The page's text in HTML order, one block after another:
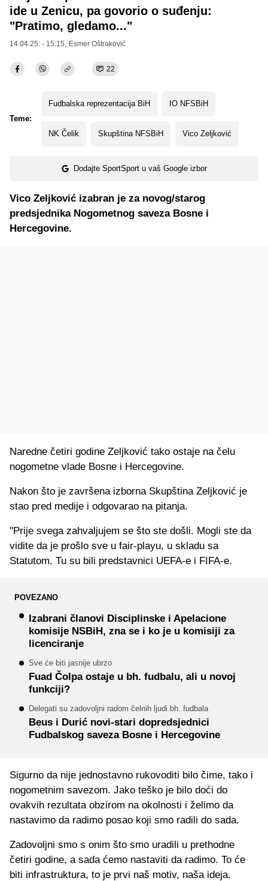
ide u Zenicu, pa govorio o suđenju:
"Pratimo, gledamo..."
14.04.25. - 15:15, Esmer Oštraković
22
Teme:
Fudbalska reprezentacija BiH IO NFSBiH
NK Čelik Skupština NFSBiH Vico Zeljković
Dodajte SportSport u vaš Google izbor
Vico Zeljković izabran je za novog/starog
predsjednika Nogometnog saveza Bosne i
Hercegovine.
Naredne četiri godine Zeljković tako ostaje na čelu
nogometne vlade Bosne i Hercegovine.
Nakon što je završena izborna Skupština Zeljković je
stao pred medije i odgovarao na pitanja.
"Prije svega zahvaljujem se što ste došli. Mogli ste da
vidite da je prošlo sve u fair-playu, u skladu sa
Statutom. Tu su bili predstavnici UEFA-e i FIFA-e.
POVEZANO
Izabrani članovi Disciplinske i Apelacione
komisije NSBiH, zna se i ko je u komisiji za
licenciranje
Sve će biti jasnije ubrzo
Fuad Čolpa ostaje u bh. fudbalu, ali u novoj
funkciji?
Delegati su zadovoljni radom čelnih ljudi bh. fudbala
Beus i Durić novi-stari dopredsjednici
Fudbalskog saveza Bosne i Hercegovine
Sigurno da nije jednostavno rukovoditi bilo čime, tako i
nogometnim savezom. Jako teško je bilo doći do
ovakvih rezultata obzirom na okolnosti i želimo da
nastavimo da radimo posao koji smo radili do sada.
Zadovoljni smo s onim što smo uradili u prethodne
četiri godine, a sada ćemo nastaviti da radimo. To će
biti infrastruktura, to je prvi naš motiv, naša ideja.